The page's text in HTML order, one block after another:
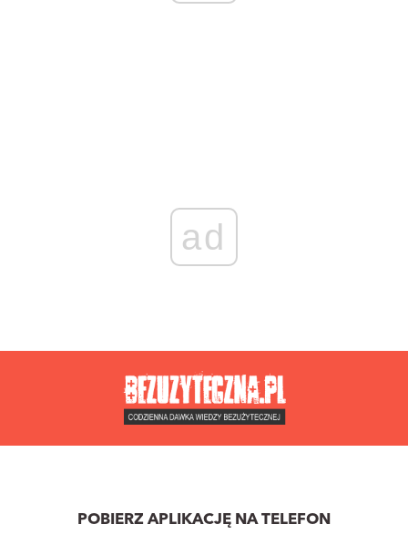
ad
POBIERZ APLIKACJĘ NA TELEFON